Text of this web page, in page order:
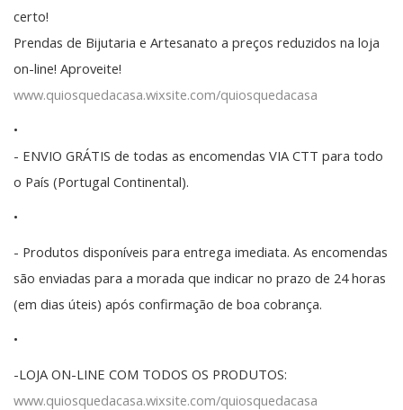
certo!
Prendas de Bijutaria e Artesanato a preços reduzidos na loja
on-line! Aproveite!
www.quiosquedacasa.wixsite.com/quiosquedacasa
•
- ENVIO GRÁTIS de todas as encomendas VIA CTT para todo
o País (Portugal Continental).
•
- Produtos disponíveis para entrega imediata. As encomendas
são enviadas para a morada que indicar no prazo de 24 horas
(em dias úteis) após confirmação de boa cobrança.
•
-LOJA ON-LINE COM TODOS OS PRODUTOS:
www.quiosquedacasa.wixsite.com/quiosquedacasa